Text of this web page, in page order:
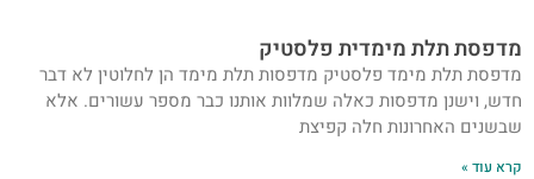
מדפסת תלת מימדית פלסטיק
מדפסת תלת מימד פלסטיק מדפסות תלת מימד הן לחלוטין לא דבר
חדש, וישנן מדפסות כאלה שמלוות אותנו כבר מספר עשורים. אלא
שבשנים האחרונות חלה קפיצת
קרא עוד »